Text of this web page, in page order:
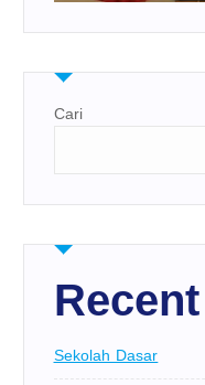
Cari
Sekolah Dasar